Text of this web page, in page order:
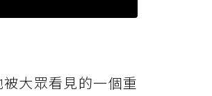
大眾看見的一個重